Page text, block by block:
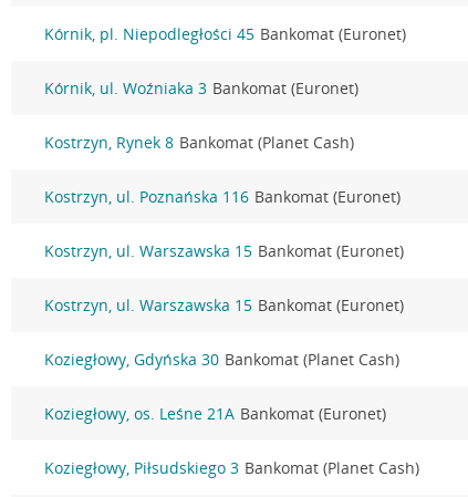
Kórnik, pl. Niepodległości 45 Bankomat (Euronet)
Kórnik, ul. Woźniaka 3 Bankomat (Euronet)
Kostrzyn, Rynek 8 Bankomat (Planet Cash)
Kostrzyn, ul. Poznańska 116 Bankomat (Euronet)
Kostrzyn, ul. Warszawska 15 Bankomat (Euronet)
Kostrzyn, ul. Warszawska 15 Bankomat (Euronet)
Koziegłowy, Gdyńska 30 Bankomat (Planet Cash)
Koziegłowy, os. Leśne 21A Bankomat (Euronet)
Koziegłowy, Piłsudskiego 3 Bankomat (Planet Cash)